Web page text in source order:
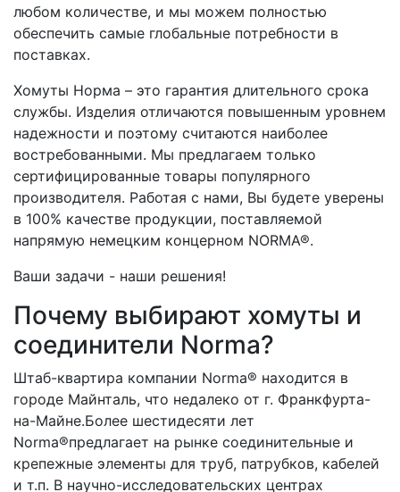
любом количестве, и мы можем полностью
обеспечить самые глобальные потребности в
поставках.
Хомуты Норма – это гарантия длительного срока
службы. Изделия отличаются повышенным уровнем
надежности и поэтому считаются наиболее
востребованными. Мы предлагаем только
сертифицированные товары популярного
производителя. Работая с нами, Вы будете уверены
в 100% качестве продукции, поставляемой
напрямую немецким концерном NORMA®.
Ваши задачи - наши решения!
Почему выбирают хомуты и
соединители Norma?
Штаб-квартира компании Norma® находится в
городе Майнталь, что недалеко от г. Франкфурта-
на-Майне.Более шестидесяти лет
Norma®предлагает на рынке соединительные и
крепежные элементы для труб, патрубков, кабелей
и т.п. В научно-исследовательских центрах